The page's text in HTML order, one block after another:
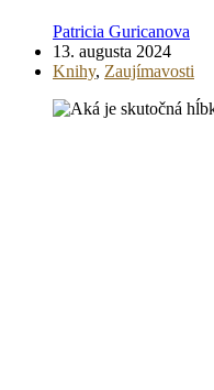
Patricia Guricanova
13. augusta 2024
Knihy, Zaujímavosti